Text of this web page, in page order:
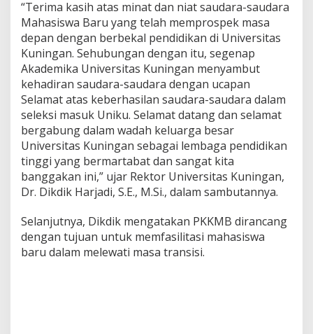
“Terima kasih atas minat dan niat saudara-saudara
Mahasiswa Baru yang telah memprospek masa
depan dengan berbekal pendidikan di Universitas
Kuningan. Sehubungan dengan itu, segenap
Akademika Universitas Kuningan menyambut
kehadiran saudara-saudara dengan ucapan
Selamat atas keberhasilan saudara-saudara dalam
seleksi masuk Uniku. Selamat datang dan selamat
bergabung dalam wadah keluarga besar
Universitas Kuningan sebagai lembaga pendidikan
tinggi yang bermartabat dan sangat kita
banggakan ini,” ujar Rektor Universitas Kuningan,
Dr. Dikdik Harjadi, S.E., M.Si., dalam sambutannya.
Selanjutnya, Dikdik mengatakan PKKMB dirancang
dengan tujuan untuk memfasilitasi mahasiswa
baru dalam melewati masa transisi.